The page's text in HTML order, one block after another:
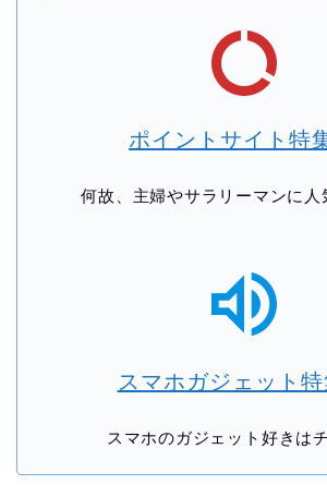
ポイントサイト特
何故、主婦やサラリーマンに人
スマホガジェット特
スマホのガジェット好きは